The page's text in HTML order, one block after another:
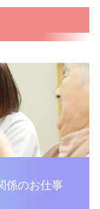
係のお仕事